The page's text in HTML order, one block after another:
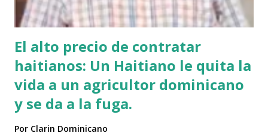
El alto precio de contratar
haitianos: Un Haitiano le quita la
vida a un agricultor dominicano
y se da a la fuga.
Por Clarin Dominicano